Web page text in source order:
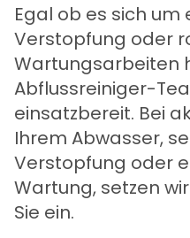
Egal ob es sich
Verstopfung oder
Wartungsarbeiten
Abflussreiniger-
einsatzbereit. Bei
Ihrem Abwasser,
Verstopfung oder
Wartung, setzen
Sie ein.